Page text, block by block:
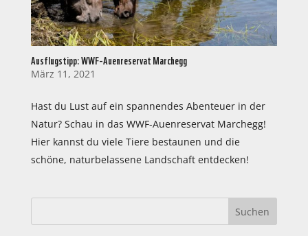
Ausflugstipp: WWF-Auenreservat Marchegg
März 11, 2021
Hast du Lust auf ein spannendes Abenteuer in der
Natur? Schau in das WWF-Auenreservat Marchegg!
Hier kannst du viele Tiere bestaunen und die
schöne, naturbelassene Landschaft entdecken!